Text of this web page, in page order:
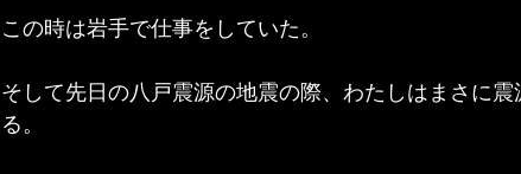
この時は岩手で仕事をしていた。
そして先日の八戸震源の地震の際、わたしはまさに
る。